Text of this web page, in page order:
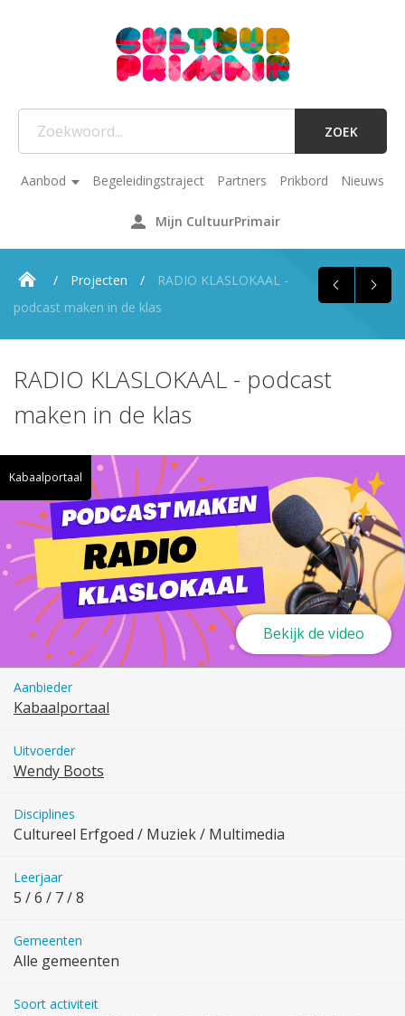
ZOEK
Aanbod Begeleidingstraject Partners Prikbord Nieuws
Mijn CultuurPrimair
Projecten
RADIO KLASLOKAAL -
podcast maken in de klas
RADIO KLASLOKAAL - podcast
maken in de klas
Kabaalportaal
Bekijk de video
Aanbieder
Kabaalportaal
Uitvoerder
Wendy Boots
Disciplines
Cultureel Erfgoed / Muziek / Multimedia
Leerjaar
5 / 6 / 7 / 8
Gemeenten
Alle gemeenten
Soort activiteit